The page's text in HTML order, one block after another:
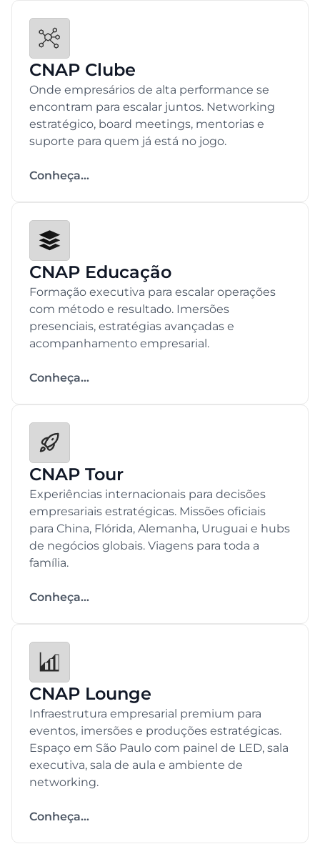
CNAP Clube
Onde empresários de alta performance se
encontram para escalar juntos. Networking
estratégico, board meetings, mentorias e
suporte para quem já está no jogo.
Conheça...
CNAP Educação
Formação executiva para escalar operações
com método e resultado. Imersões
presenciais, estratégias avançadas e
acompanhamento empresarial.
Conheça...
CNAP Tour
Experiências internacionais para decisões
empresariais estratégicas. Missões oficiais
para China, Flórida, Alemanha, Uruguai e hubs
de negócios globais. Viagens para toda a
família.
Conheça...
CNAP Lounge
Infraestrutura empresarial premium para
eventos, imersões e produções estratégicas.
Espaço em São Paulo com painel de LED, sala
executiva, sala de aula e ambiente de
networking.
Conheça...